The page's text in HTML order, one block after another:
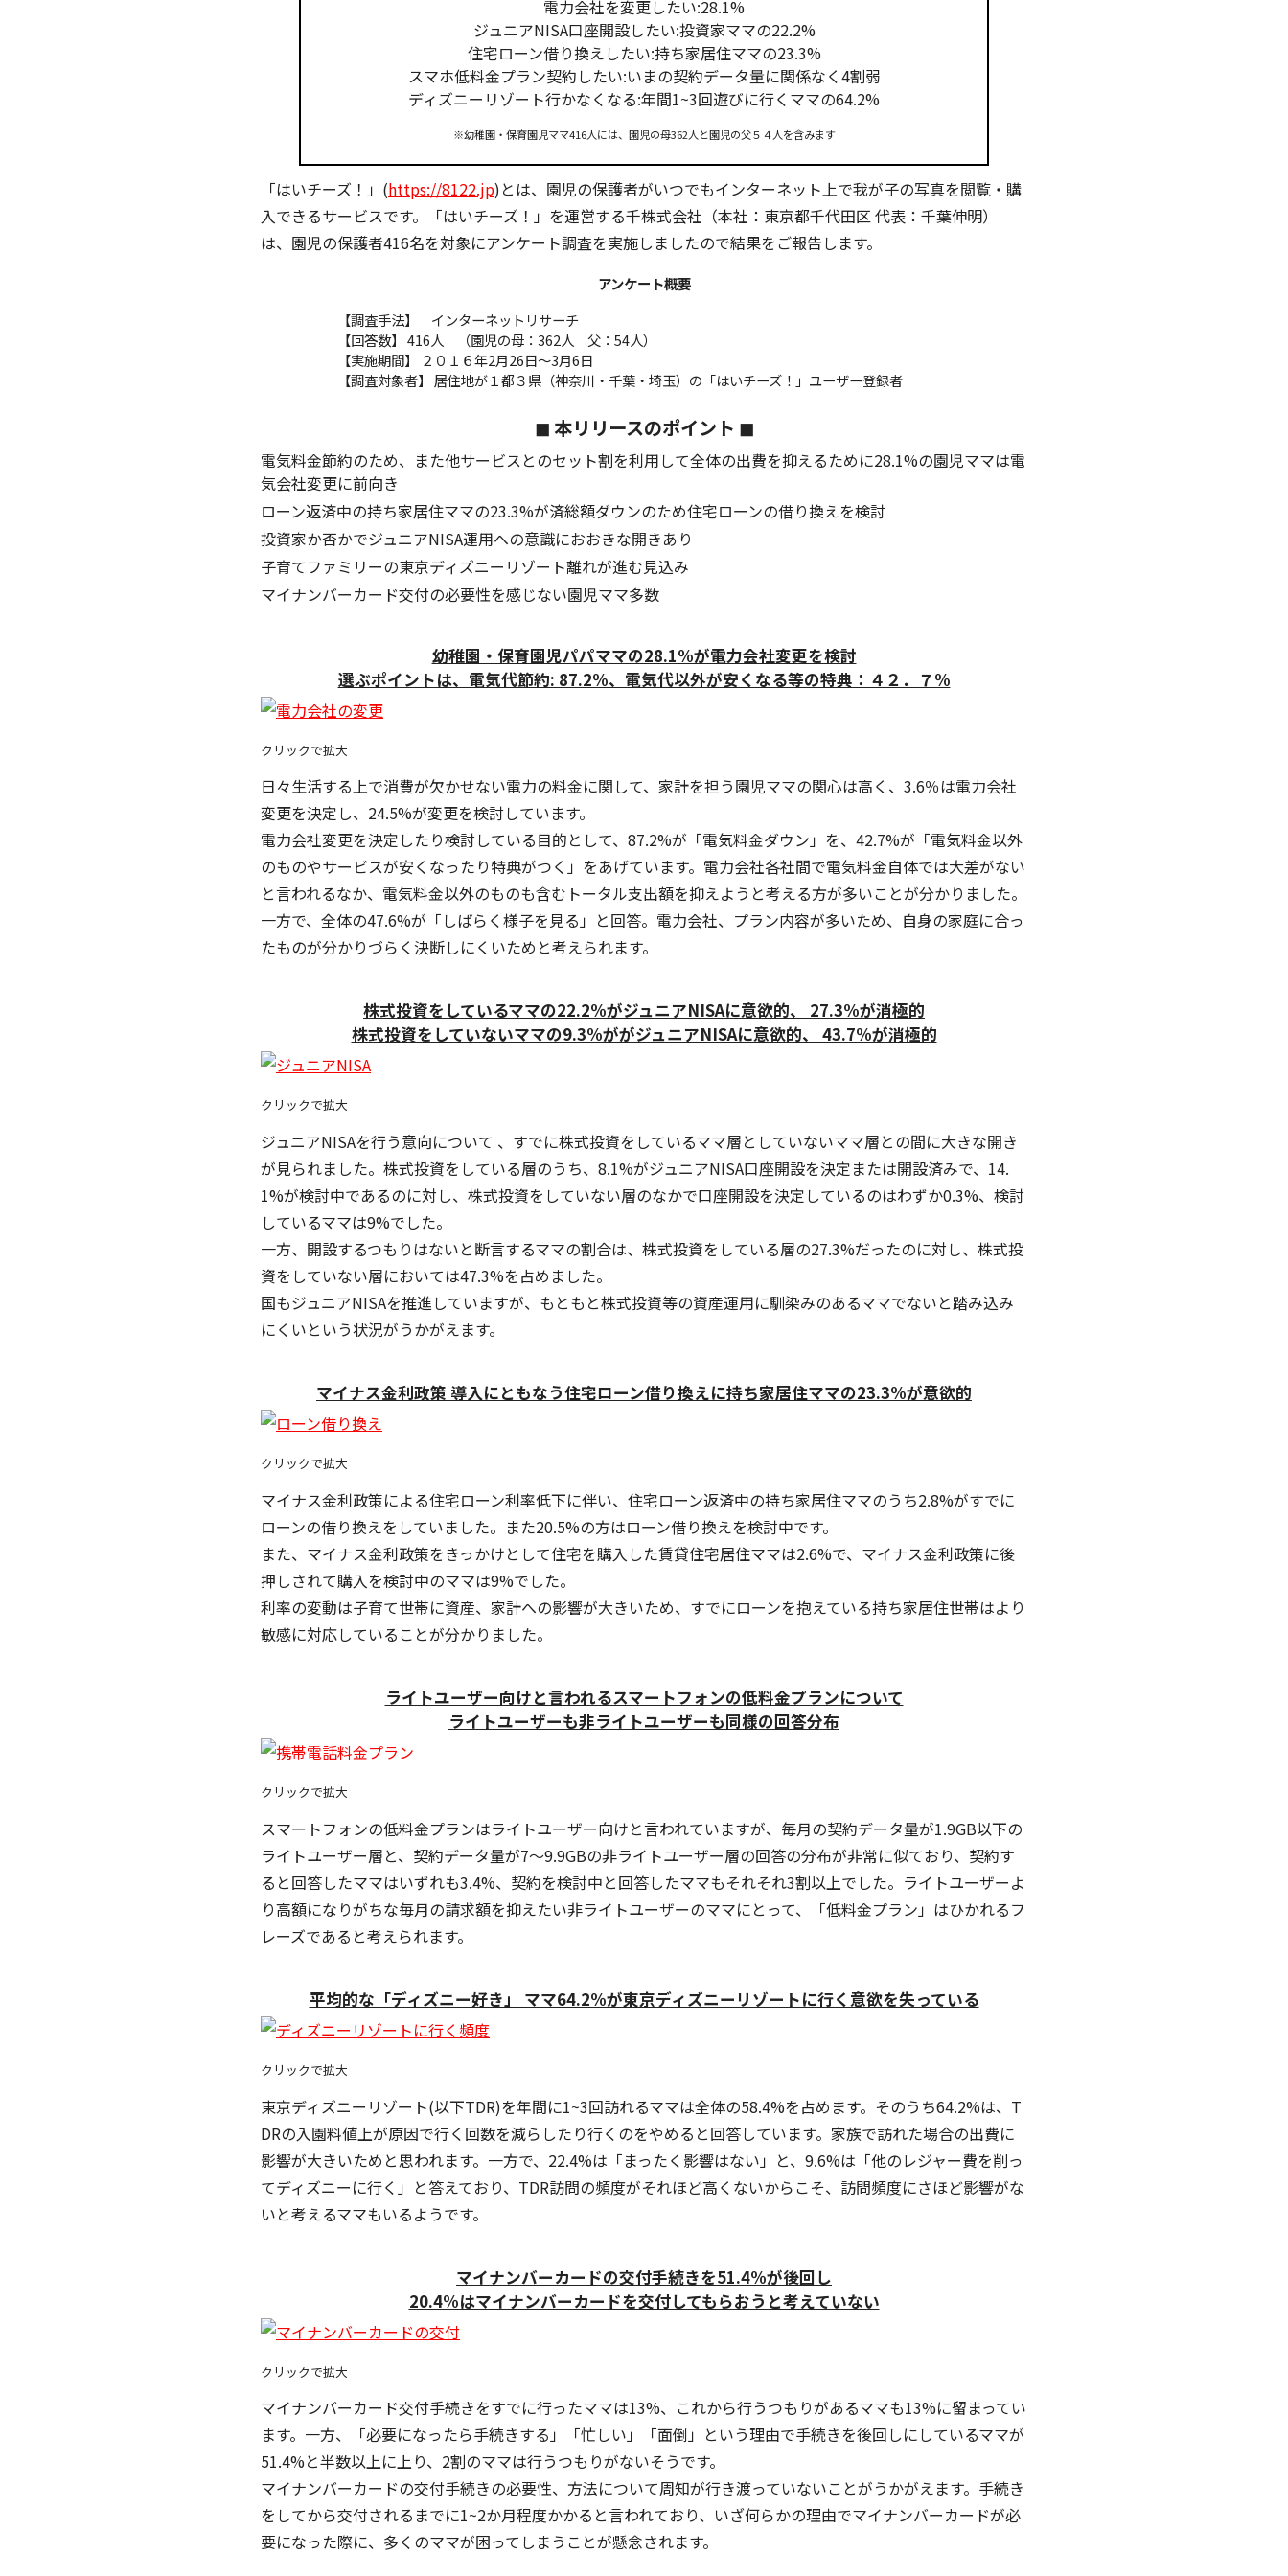
電力会社を変更したい:28.1%
ジュニアNISA口座開設したい:投資家ママの22.2%
住宅ローン借り換えしたい:持ち家居住ママの23.3%
スマホ低料金プラン契約したい:いまの契約データ量に関係なく4割弱
ディズニーリゾート行かなくなる:年間1~3回遊びに行くママの64.2%
※幼稚園・保育園児ママ416人には、園児の母362人と園児の父５４人を含みます
「はいチーズ！」(https://8122.jp)とは、園児の保護者がいつでもインターネット上で我が子の写真を閲覧・購
入できるサービスです。「はいチーズ！」を運営する千株式会社（本社：東京都千代田区 代表：千葉伸明）
は、園児の保護者416名を対象にアンケート調査を実施しましたので結果をご報告します。
アンケート概要
【調査手法】 インターネットリサーチ
【回答数】 416人 （園児の母：362人 父：54人）
【実施期間】 ２０１６年2月26日〜3月6日
【調査対象者】 居住地が１都３県（神奈川・千葉・埼玉）の「はいチーズ！」ユーザー登録者
◼︎ 本リリースのポイント ◼︎
電気料金節約のため、また他サービスとのセット割を利用して全体の出費を抑えるために28.1%の園児ママは電
気会社変更に前向き
ローン返済中の持ち家居住ママの23.3%が済総額ダウンのため住宅ローンの借り換えを検討
投資家か否かでジュニアNISA運用への意識におおきな開きあり
子育てファミリーの東京ディズニーリゾート離れが進む見込み
マイナンバーカード交付の必要性を感じない園児ママ多数
幼稚園・保育園児パパママの28.1%が電力会社変更を検討
選ぶポイントは、電気代節約: 87.2%、電気代以外が安くなる等の特典：４２．７%
クリックで拡大
日々生活する上で消費が欠かせない電力の料金に関して、家計を担う園児ママの関心は高く、3.6％は電力会社
変更を決定し、24.5%が変更を検討しています。
電力会社変更を決定したり検討している目的として、87.2%が「電気料金ダウン」を、42.7%が「電気料金以外
のものやサービスが安くなったり特典がつく」をあげています。電力会社各社間で電気料金自体では大差がない
と言われるなか、電気料金以外のものも含むトータル支出額を抑えようと考える方が多いことが分かりました。
一方で、全体の47.6%が「しばらく様子を見る」と回答。電力会社、プラン内容が多いため、自身の家庭に合っ
たものが分かりづらく決断しにくいためと考えられます。
株式投資をしているママの22.2%がジュニアNISAに意欲的、 27.3%が消極的
株式投資をしていないママの9.3%ががジュニアNISAに意欲的、 43.7%が消極的
クリックで拡大
ジュニアNISAを行う意向について 、すでに株式投資をしているママ層としていないママ層との間に大きな開き
が見られました。株式投資をしている層のうち、8.1%がジュニアNISA口座開設を決定または開設済みで、14.
1%が検討中であるのに対し、株式投資をしていない層のなかで口座開設を決定しているのはわずか0.3%、検討
しているママは9%でした。
一方、開設するつもりはないと断言するママの割合は、株式投資をしている層の27.3%だったのに対し、株式投
資をしていない層においては47.3%を占めました。
国もジュニアNISAを推進していますが、もともと株式投資等の資産運用に馴染みのあるママでないと踏み込み
にくいという状況がうかがえます。
マイナス金利政策 導入にともなう住宅ローン借り換えに持ち家居住ママの23.3%が意欲的
クリックで拡大
マイナス金利政策による住宅ローン利率低下に伴い、住宅ローン返済中の持ち家居住ママのうち2.8%がすでに
ローンの借り換えをしていました。また20.5%の方はローン借り換えを検討中です。
また、マイナス金利政策をきっかけとして住宅を購入した賃貸住宅居住ママは2.6%で、マイナス金利政策に後
押しされて購入を検討中のママは9%でした。
利率の変動は子育て世帯に資産、家計への影響が大きいため、すでにローンを抱えている持ち家居住世帯はより
敏感に対応していることが分かりました。
ライトユーザー向けと言われるスマートフォンの低料金プランについて
ライトユーザーも非ライトユーザーも同様の回答分布
クリックで拡大
スマートフォンの低料金プランはライトユーザー向けと言われていますが、毎月の契約データ量が1.9GB以下の
ライトユーザー層と、契約データ量が7〜9.9GBの非ライトユーザー層の回答の分布が非常に似ており、契約す
ると回答したママはいずれも3.4%、契約を検討中と回答したママもそれそれ3割以上でした。ライトユーザーよ
り高額になりがちな毎月の請求額を抑えたい非ライトユーザーのママにとって、「低料金プラン」はひかれるフ
レーズであると考えられます。
平均的な「ディズニー好き」 ママ64.2%が東京ディズニーリゾートに行く意欲を失っている
クリックで拡大
東京ディズニーリゾート(以下TDR)を年間に1~3回訪れるママは全体の58.4%を占めます。そのうち64.2%は、T
DRの入園料値上が原因で行く回数を減らしたり行くのをやめると回答しています。家族で訪れた場合の出費に
影響が大きいためと思われます。一方で、22.4%は「まったく影響はない」と、9.6%は「他のレジャー費を削っ
てディズニーに行く」と答えており、TDR訪問の頻度がそれほど高くないからこそ、訪問頻度にさほど影響がな
いと考えるママもいるようです。
マイナンバーカードの交付手続きを51.4%が後回し
20.4%はマイナンバーカードを交付してもらおうと考えていない
クリックで拡大
マイナンバーカード交付手続きをすでに行ったママは13%、これから行うつもりがあるママも13%に留まってい
ます。一方、「必要になったら手続きする」「忙しい」「面倒」という理由で手続きを後回しにしているママが
51.4%と半数以上に上り、2割のママは行うつもりがないそうです。
マイナンバーカードの交付手続きの必要性、方法について周知が行き渡っていないことがうかがえます。手続き
をしてから交付されるまでに1~2か月程度かかると言われており、いざ何らかの理由でマイナンバーカードが必
要になった際に、多くのママが困ってしまうことが懸念されます。